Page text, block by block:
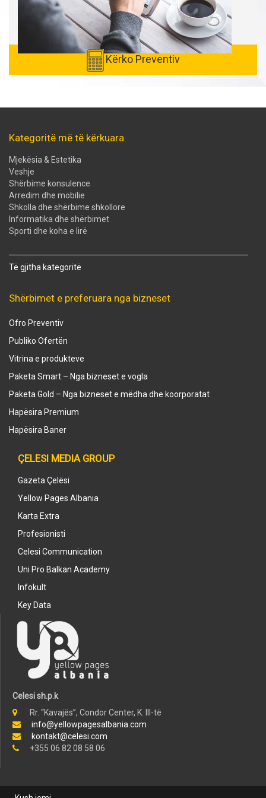
Kërko Preventiv
Kategoritë më të kërkuara
Mjekësia & Estetika
Veshje
Shërbime konsulence
Arredim dhe mobilie
Shkolla dhe shërbime shkollore
Informatika dhe shërbimet
Sporti dhe koha e lirë
Të gjitha kategoritë
Shërbimet e preferuara nga bizneset
Ofro Preventiv
Publiko Ofertën
Vitrina e produkteve
Paketa Smart – Nga bizneset e vogla
Paketa Gold – Nga bizneset e mëdha dhe koorporatat
Hapësira Premium
Hapësira Baner
ÇELESI MEDIA GROUP
Gazeta Çelësi
Yellow Pages Albania
Karta Extra
Profesionisti
Celesi Communication
Uni Pro Balkan Academy
Infokult
Key Data
Celesi sh.p.k
Rr. “Kavajës”, Condor Center, K. III-të
info@yellowpagesalbania.com
kontakt@celesi.com
+355 06 82 08 58 06